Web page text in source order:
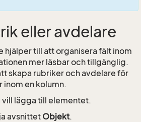
eller avdelare
hjälper till att organisera fält inom
mer läsbar och tillgänglig.
skapa rubriker och avdelare för
inom en kolumn.
vill lägga till elementet.
avsnittet Objekt.